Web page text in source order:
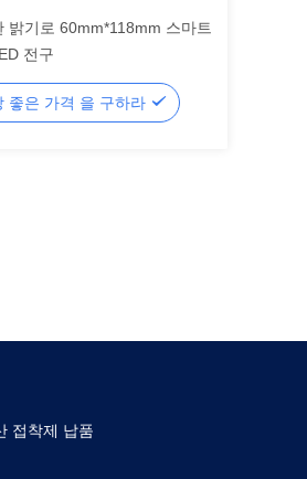
밝기로 60mm*118mm 스마트
전구
좋은 가격 을 구하라
접착제 납품